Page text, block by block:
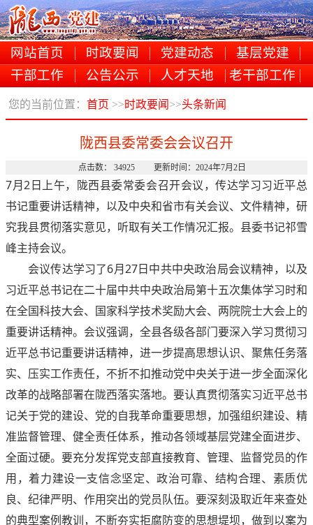
网站首页 时政要闻 党建动态
基层党建
干部工作
公告公示 人才天地 老干部工作
您的当前位置： 首页 >>时政要闻 >>头条新闻
陇西县委常委会会议召开
点击数： 34925 更新时间：2024年7月2日
7月2日上午，陇西县委常委会召开会议，传达学习习近平总
书记重要讲话精神，以及中央和省市有关会议、文件精神，研
究我县贯彻落实意见，听取有关工作情况汇报。县委书记祁雪
峰主持会议。
会议传达学习了6月27日中共中央政治局会议精神，以及
习近平总书记在二十届中共中央政治局第十五次集体学习时和
在全国科技大会、国家科学技术奖励大会、两院院士大会上的
重要讲话精神。会议强调，全县各级各部门要深入学习贯彻习
近平总书记重要讲话精神，进一步提高思想认识、聚焦任务落
实、压实工作责任，不折不扣推动党中央关于进一步全面深化
改革的战略部署在陇西落实落地。要认真贯彻落实习近平总书
记关于党的建设、党的自我革命重要思想，加强组织建设、精
准监督管理、健全责任体系，推动各领域基层党建全面进步、
全面过硬。要充分发挥党支部直接教育、管理、监督党员的作
用，着力建设一支信念坚定、政治可靠、结构合理、素质优
良、纪律严明、作用突出的党员队伍。要深刻汲取近年来查处
的典型案例教训，不断夯实拒腐防变的思想堤坝，做到以案为